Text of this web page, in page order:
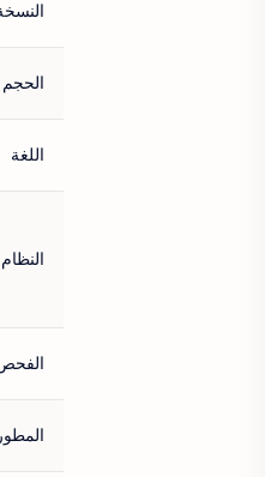
الحجم
اللغة
النظام
المطور